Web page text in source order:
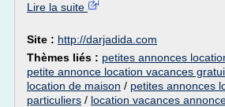
Lire la suite
Site : http://darjadida.com
Thèmes liés : petites annonces
petite annonce location vacances
location de maison / petites annonces
particuliers / location vacances